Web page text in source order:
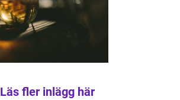
Läs fler inlägg här